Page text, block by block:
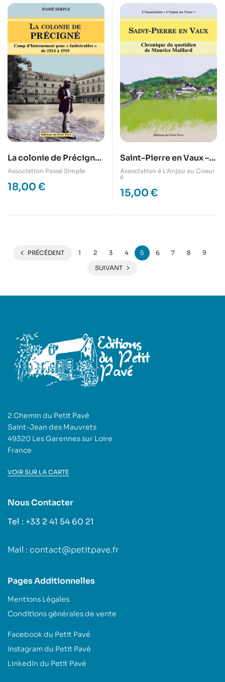
La colonie de Précigné
– camp d’internement
pour « indésirables » de
1914 à 1919
Association Passé Simple
18,00 €
Saint-Pierre en Vaux –
chronique de Maurice
Maillard
Association é L'Anjou au Coeur
é
15,00 €
PRÉCÉDENT 1 2 3 4 5 6 7 8
9
SUIVANT
2 Chemin du Petit Pavé
Saint-Jean des Mauvrets
49320 Les Garennes sur Loire
France
VOIR SUR LA CARTE
Nous Contacter
Tel : +33 2 41 54 60 21
Mail : contact@petitpave.fr
Pages Additionnelles
Mentions Légales
Conditions générales de vente
Facebook du Petit Pavé
Instagram du Petit Pavé
LinkedIn du Petit Pavé